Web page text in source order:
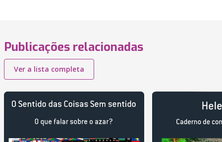
Publicações relacionadas
Ver a lista completa